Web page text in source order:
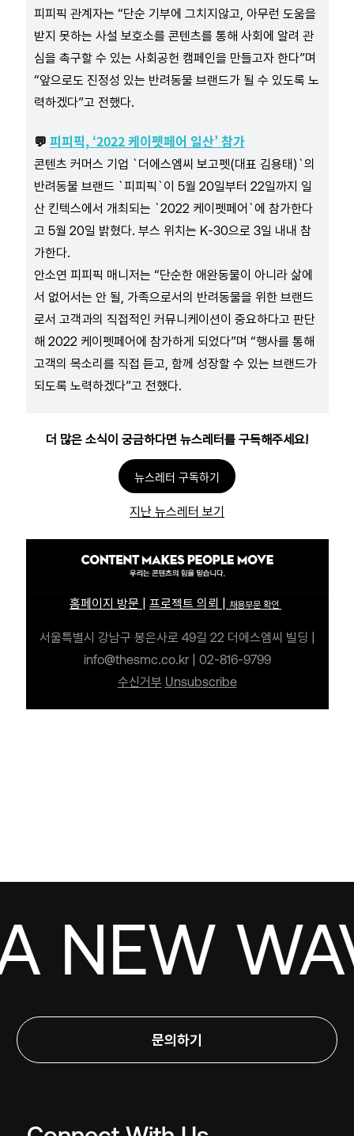
피피픽 관계자는 “단순 기부에 그치지않고, 아무런 도움을
받지 못하는 사설 보호소를 콘텐츠를 통해 사회에 알려 관
심을 촉구할 수 있는 사회공헌 캠페인을 만들고자 한다”며
“앞으로도 진정성 있는 반려동물 브랜드가 될 수 있도록 노
력하겠다”고 전했다.
💬 피피픽, ‘2022 케이펫페어 일산’ 참가
콘텐츠 커머스 기업 `더에스엠씨 보고펫(대표 김용태)`의
반려동물 브랜드 `피피픽`이 5월 20일부터 22일까지 일
산 킨텍스에서 개최되는 `2022 케이펫페어`에 참가한다
고 5월 20일 밝혔다. 부스 위치는 K-30으로 3일 내내 참
가한다.
안소연 피피픽 매니저는 “단순한 애완동물이 아니라 삶에
서 없어서는 안 될, 가족으로서의 반려동물을 위한 브랜드
로서 고객과의 직접적인 커뮤니케이션이 중요하다고 판단
해 2022 케이펫페어에 참가하게 되었다”며 “행사를 통해
고객의 목소리를 직접 듣고, 함께 성장할 수 있는 브랜드가
되도록 노력하겠다”고 전했다.
더 많은 소식이 궁금하다면 뉴스레터를 구독해주세요!
뉴스레터 구독하기
지난 뉴스레터 보기
홈페이지 방문 프로젝트 의뢰 채용부문 확인
서울특별시 강남구 봉은사로 49길 22 더에스엠씨 빌딩
info@thesmc.co.kr | 02-816-9799
수신거부 Unsubscribe
문의하기